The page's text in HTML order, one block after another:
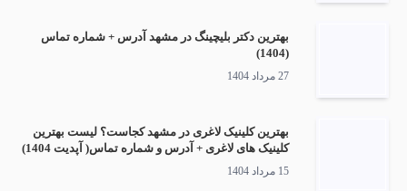
بهترین دکتر بلیچینگ در مشهد آدرس + شماره تماس
(1404)
27 مرداد 1404
بهترین کلینیک لاغری در مشهد کجاست؟ لیست بهترین
کلینیک های لاغری + آدرس و شماره تماس( آپدیت 1404)
15 مرداد 1404